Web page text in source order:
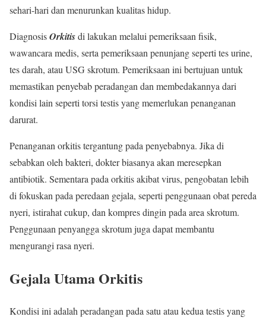
sehari-hari dan menurunkan kualitas hidup.
DiagnosisOrkitisdi lakukan melalui pemeriksaan fisik,
wawancara medis, serta pemeriksaan penunjang seperti tes urine,
tes darah, atau USG skrotum. Pemeriksaan ini bertujuan untuk
memastikan penyebab peradangan dan membedakannya dari
kondisi lain seperti torsi testis yang memerlukan penanganan
darurat.
Penanganan orkitis tergantung pada penyebabnya. Jika di
sebabkan oleh bakteri, dokter biasanya akan meresepkan
antibiotik. Sementara pada orkitis akibat virus, pengobatan lebih
di fokuskan pada peredaan gejala, seperti penggunaan obat pereda
nyeri, istirahat cukup, dan kompres dingin pada area skrotum.
Penggunaan penyangga skrotum juga dapat membantu
mengurangi rasa nyeri.
Gejala Utama Orkitis
Kondisi ini adalah peradangan pada satu atau kedua testis yang